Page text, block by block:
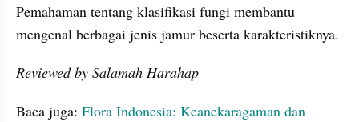
Pemahaman tentang klasifikasi fungi membantu
mengenal berbagai jenis jamur beserta karakteristiknya.
Reviewed by Salamah Harahap
Baca juga: Flora Indonesia: Keanekaragaman dan